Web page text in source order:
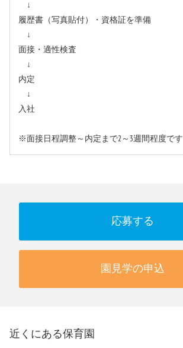
↓
履歴書（写真貼付）・資格証を準備
↓
面接・適性検査
↓
内定
↓
入社
※面接日程調整～内定まで2～3週間程度です
応募する
園見学の申込
近くにある保育園